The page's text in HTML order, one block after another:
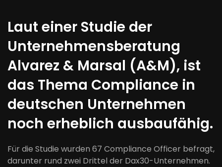
Laut einer Studie der
Unternehmensberatung
Alvarez & Marsal (A&M), ist
das Thema Compliance in
deutschen Unternehmen
noch erheblich ausbaufähig.
Für die Studie wurden 67 Compliance Officer befragt,
darunter rund zwei Drittel der Dax30-Unternehmen.